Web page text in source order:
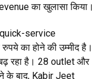
का खुलासा किया।
quick-service
का होने की उम्मीद है।
रहा है। 28 outlet और
के बाद, Kabir Jeet